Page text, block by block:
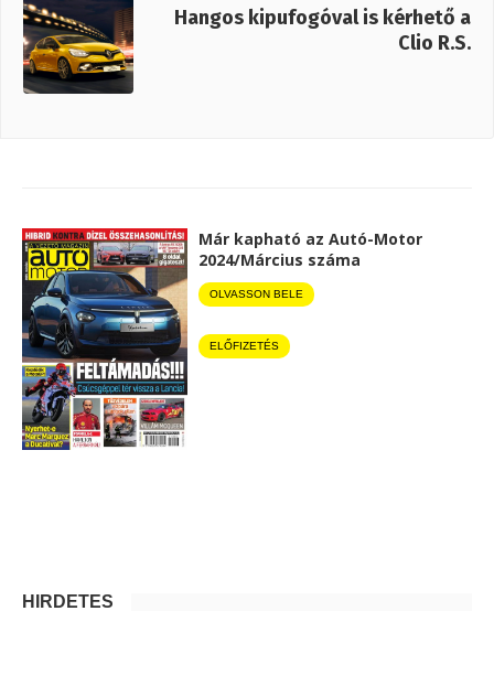
Hangos kipufogóval is kérhető a
Clio R.S.
Már kapható az Autó-Motor
2024/Március száma
OLVASSON BELE
ELŐFIZETÉS
HIRDETÉS